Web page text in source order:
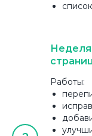
Работы: